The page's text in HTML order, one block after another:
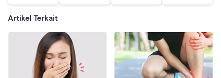
Artikel Terkait